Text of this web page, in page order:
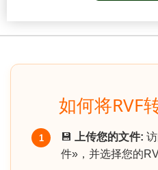
如何将RVF
1 💾 上传您的文件:
件»，并选择您的